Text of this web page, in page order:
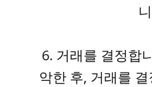
6. 거래를 결정합
악한 후, 거래를